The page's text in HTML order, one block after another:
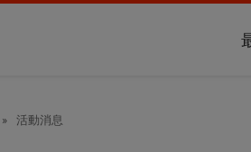
» 活動消息